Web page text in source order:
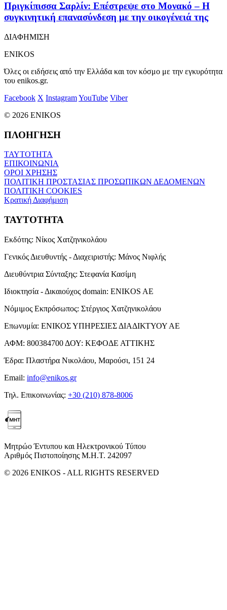
Πριγκίπισσα Σαρλίν: Επέστρεψε στο Μονακό – Η
συγκινητική επανασύνδεση με την οικογένειά της
ΔΙΑΦΗΜΙΣΗ
ENIKOS
Όλες οι ειδήσεις από την Ελλάδα και τον κόσμο με την εγκυρότητα
του enikos.gr.
Facebook X InstagramYouTube Viber
© 2026 ENIKOS
ΠΛΟΗΓΗΣΗ
ΤΑΥΤΟΤΗΤΑ
ΕΠΙΚΟΙΝΩΝΙΑ
ΟΡΟΙ ΧΡΗΣΗΣ
ΠΟΛΙΤΙΚΗ ΠΡΟΣΤΑΣΙΑΣ ΠΡΟΣΩΠΙΚΩΝ ΔΕΔΟΜΕΝΩΝ
ΠΟΛΙΤΙΚΗ COOKIES
Κρατική Διαφήμιση
ΤΑΥΤΟΤΗΤΑ
Εκδότης: Νίκος Χατζηνικολάου
Γενικός Διευθυντής - Διαχειριστής: Μάνος Νιφλής
Διευθύντρια Σύνταξης: Στεφανία Κασίμη
Ιδιοκτησία - Δικαιούχος domain: ENIKOS AE
Νόμιμος Εκπρόσωπος: Στέργιος Χατζηνικολάου
Επωνυμία: ΕΝΙΚΟΣ ΥΠΗΡΕΣΙΕΣ ΔΙΑΔΙΚΤΥΟΥ ΑΕ
ΑΦΜ: 800384700 ΔΟΥ: ΚΕΦΟΔΕ ΑΤΤΙΚΗΣ
Έδρα: Πλαστήρα Νικολάου, Μαρούσι, 151 24
Email: info@enikos.gr
Τηλ. Επικοινωνίας: +30 (210) 878-8006
Μητρώο Έντυπου και Ηλεκτρονικού Τύπου
Αριθμός Πιστοποίησης Μ.Η.Τ. 242097
© 2026 ENIKOS - ALL RIGHTS RESERVED